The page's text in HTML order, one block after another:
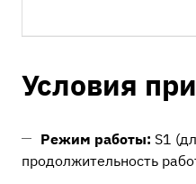
Условия
Режим работы: S1
продолжительность